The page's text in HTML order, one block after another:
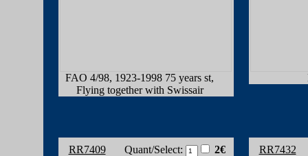
FAO 4/98, 1923-1998 75 years st,
Flying together with Swissair
RR7409 Quant/Select:
2€
RR7432